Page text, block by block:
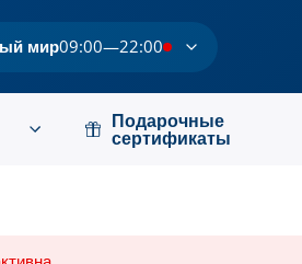
мир09:00—22:00
Подарочные
сертификаты